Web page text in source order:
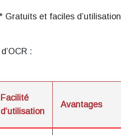
et faciles
:
Facilité
d’utilisation
Avantages